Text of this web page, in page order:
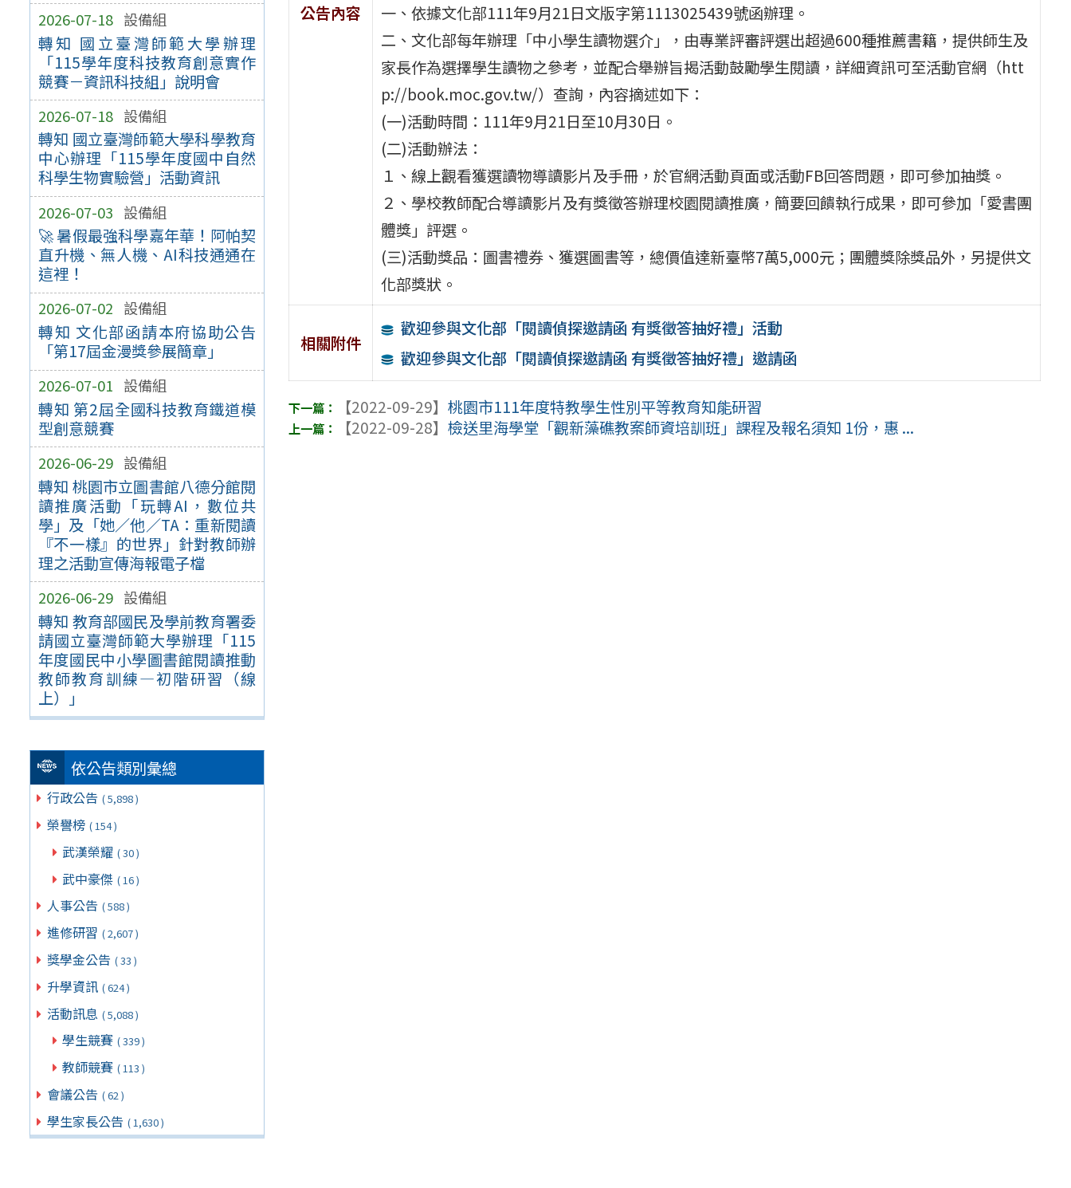
2026-07-18 設備組
轉知 國立臺灣師範大學辦理
「115學年度科技教育創意實作
競賽－資訊科技組」說明會
2026-07-18 設備組
轉知 國立臺灣師範大學科學教育
中心辦理「115學年度國中自然
科學生物實驗營」活動資訊
2026-07-03 設備組
🚀 暑假最強科學嘉年華！阿帕契
直升機、無人機、AI科技通通在
這裡！
2026-07-02 設備組
轉知 文化部函請本府協助公告
「第17屆金漫獎參展簡章」
2026-07-01 設備組
轉知 第2屆全國科技教育鐵道模
型創意競賽
2026-06-29 設備組
轉知 桃園市立圖書館八德分館閱
讀推廣活動「玩轉AI，數位共
學」及「她／他／TA：重新閱讀
『不一樣』的世界」針對教師辦
理之活動宣傳海報電子檔
2026-06-29 設備組
轉知 教育部國民及學前教育署委
請國立臺灣師範大學辦理「115
年度國民中小學圖書館閱讀推動
教師教育訓練—初階研習（線
上）」
依公告類別彙總
行政公告 ( 5,898 )
榮譽榜 ( 154 )
武漢榮耀 ( 30 )
武中豪傑 ( 16 )
人事公告 ( 588 )
進修研習 ( 2,607 )
獎學金公告 ( 33 )
升學資訊 ( 624 )
活動訊息 ( 5,088 )
學生競賽 ( 339 )
教師競賽 ( 113 )
會議公告 ( 62 )
學生家長公告 ( 1,630 )
公告內容
一、依據文化部111年9月21日文版字第1113025439號函辦理。
二、文化部每年辦理「中小學生讀物選介」，由專業評審評選出超過600種推薦書籍，提供師生及
家長作為選擇學生讀物之參考，並配合舉辦旨揭活動鼓勵學生閱讀，詳細資訊可至活動官網（htt
p://book.moc.gov.tw/）查詢，內容摘述如下：
(一)活動時間：111年9月21日至10月30日。
(二)活動辦法：
１、線上觀看獲選讀物導讀影片及手冊，於官網活動頁面或活動FB回答問題，即可參加抽獎。
２、學校教師配合導讀影片及有獎徵答辦理校園閱讀推廣，簡要回饋執行成果，即可參加「愛書團
體獎」評選。
(三)活動獎品：圖書禮券、獲選圖書等，總價值達新臺幣7萬5,000元；團體獎除獎品外，另提供文
化部獎狀。
相關附件
歡迎參與文化部「閱讀偵探邀請函 有獎徵答抽好禮」活動
歡迎參與文化部「閱讀偵探邀請函 有獎徵答抽好禮」邀請函
【2022-09-29】桃園市111年度特教學生性別平等教育知能研習
【2022-09-28】檢送里海學堂「觀新藻礁教案師資培訓班」課程及報名須知 1份，惠 ...